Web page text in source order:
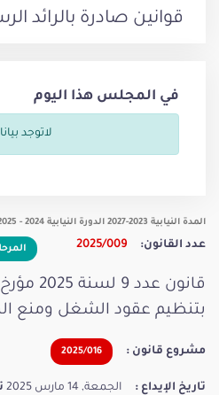
قوانين صادرة بالرائد
في المجلس هذا اليوم
لاتوجد
المدة النيابية 2023-2027 الدورة النيابية 2024 - 2025
عدد القانون: 2025/009
بتنظيم عقود الشغل ومنع
مشروع قانون : 2025/016
تاريخ الإيداع : الجمعة, 14 مارس 2025